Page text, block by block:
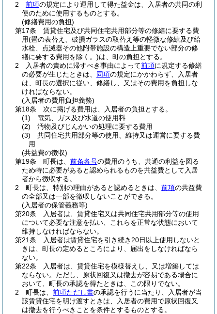
2
前項の規定により運用して得た益金は、入居者の共同の利
便のために使用するものとする。
(修繕費用の負担)
第17条
賃貸住宅及び共同住宅共用部分等の修繕に要する費
用(畳の表替え、破損ガラスの取替え等の軽微な修繕及び給
水栓、点滅器その他附帯施設の構造上重要でない部分の修
繕に要する費用を除く。)は、町の負担とする。
2
入居者の責めに帰すべき事由によって前項に規定する修繕
の必要が生じたときは、 同項の規定にかかわらず、入居者
は、町長の選択に従い、修繕し、又はその費用を負担しな
ければならない。
(入居者の費用負担義務)
第18条
次に掲げる費用は、入居者の負担とする。
(1)
電気、ガス及び水道の使用料
(2)
汚物及びじんかいの処理に要する費用
(3)
共同住宅共用部分等の使用、維持又は運営に要する費
用
(共益費の徴収)
第19条
町長は、 前条各号の費用のうち、共通の利益を図る
ため特に必要があると認められるものを共益費として入居
者から徴収する。
2
町長は、特別の理由があると認めるときは、 前項の共益費
の全部又は一部を徴収しないことができる。
(入居者の保管義務等)
第20条
入居者は、賃貸住宅又は共同住宅共用部分等の使用
について必要な注意を払い、これらを正常な状態において
維持しなければならない。
第21条
入居者は賃貸住宅を引き続き20日以上使用しないと
きは、町長の定めるところにより、届出をしなければなら
ない。
第22条
入居者は、賃貸住宅を模様替えし、又は増築しては
ならない。 ただし、原状回復又は撤去が容易である場合に
おいて、町長の承認を得たときは、この限りでない。
2
町長は、 前項ただし書の承認を行うに当たり、入居者が当
該賃貸住宅を明け渡すときは、入居者の費用で原状回復又
は撤去を行うべきことを条件とするものとする。